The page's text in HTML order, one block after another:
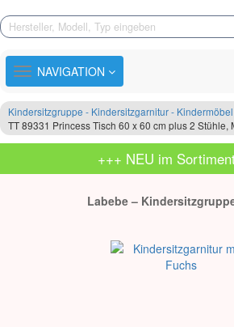
TOGGLE
NAVIGATION
NAVIGATION
Kindersitzgruppe - Kindersitzgarnitur - Kindermöbel
TT 89331 Princess Tisch 60 x 60 cm plus 2 Stühle,
+++ NEU im
Labebe –